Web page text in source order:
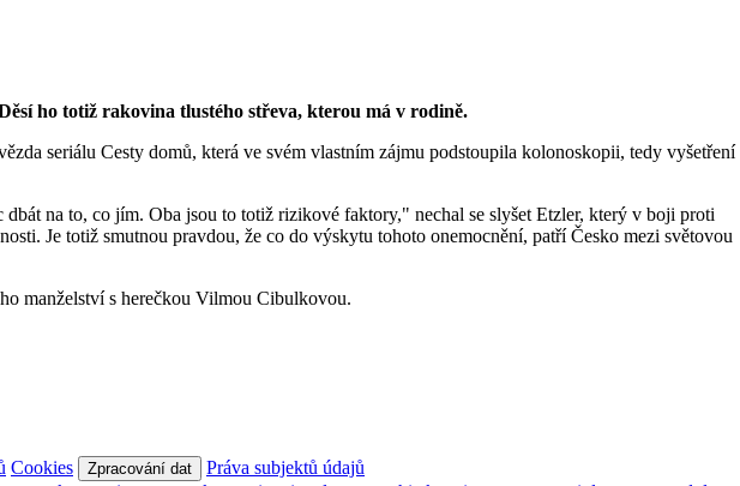
ho totiž rakovina tlustého střeva, kterou má v rodině.
seriálu Cesty domů, která ve svém vlastním zájmu podstoupila kolonoskopii, tedy vyšetření
na to, co jím. Oba jsou to totiž rizikové faktory," nechal se slyšet Etzler, který v boji proti
Je totiž smutnou pravdou, že co do výskytu tohoto onemocnění, patří Česko mezi světovou
manželství s herečkou Vilmou Cibulkovou.
Cookies Zpracování dat
Práva subjektů údajů